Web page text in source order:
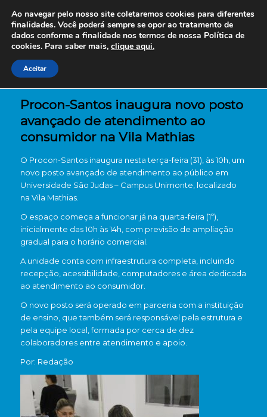
Procon-Santos inaugura novo posto
avançado de atendimento ao
consumidor na Vila Mathias
O Procon-Santosinaugura nesta terça-feira (31), às 10h, um
novo posto avançado de atendimento ao público em
Universidade São Judas – Campus Unimonte , localizado
na Vila Mathias.
O espaço começa a funcionar já na quarta-feira (1º),
inicialmente das 10h às 14h, com previsão de ampliação
gradual para o horário comercial.
A unidade conta com infraestrutura completa, incluindo
recepção, acessibilidade, computadores e área dedicada
ao atendimento ao consumidor.
O novo posto será operado em parceria com a instituição
de ensino, que também será responsável pela estrutura e
pela equipe local, formada por cerca de dez
colaboradores entre atendimento e apoio.
Por: Redação
Ao navegar pelo nosso site coletaremos cookies para diferentes
finalidades. Você poderá sempre se opor ao tratamento de
dados conforme a finalidade nos termos de nossa Política de
cookies. Para saber mais, clique aqui.
Aceitar